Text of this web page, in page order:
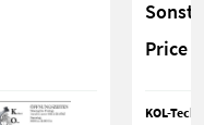
Price
KOL-